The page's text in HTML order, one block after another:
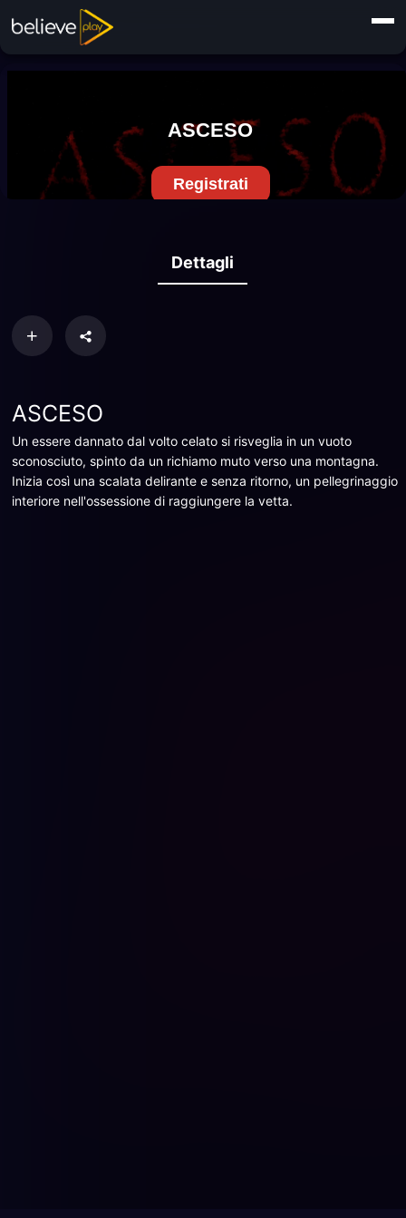
Dettagli
ASCESO
Un essere dannato dal volto celato si risveglia in un vuoto
sconosciuto, spinto da un richiamo muto verso una montagna.
Inizia così una scalata delirante e senza ritorno, un pellegrinaggio
interiore nell'ossessione di raggiungere la vetta.